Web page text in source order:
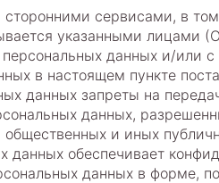
сторонними сервисами, в
указанными лицами
данных и/или
в настоящем пункте
данных запреты на
данных,
и иных
данных обеспечивает
данных в форме,